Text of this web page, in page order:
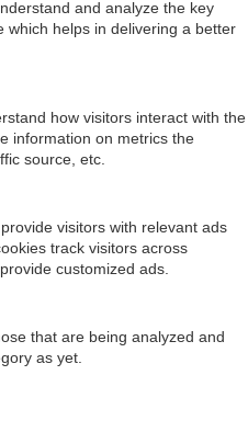
and analyze the key
which helps in delivering a better
how visitors interact with the
information on metrics the
source, etc.
visitors with relevant ads
track visitors across
customized ads.
that are being analyzed and
as yet.